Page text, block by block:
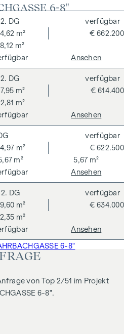
Abwicklung und
ist die
Gnesda beauftragt. Die
Dienstleistungen
Umsatzsteuer. Hinzu kommen
die Unterschriften.
und freibleibend
des Eigentümers und sind
Als Vermittlungshonorar gelten
und die Verordnung
für Handel, Gewerbe und
den Fall, dass es
Rechtsgeschäft
eine Vermittlungsprovision
zuzüglich der gesetzlichen
noch darauf hinweisen, dass
Naheverhältnis zur Verkäuferin
ein familiäres oder
6-8"
2. DG
m²
m²
€ 662.200
verfügbar
Ansehen
2. DG
m²
m²
€ 614.400
verfügbar
Ansehen
m²
m²
5,67 m²
€ 622.500
verfügbar
Ansehen
2. DG
m²
m²
€ 634.000
verfügbar
Ansehen
6-8"
von Top 2/51 im Projekt
6-8".